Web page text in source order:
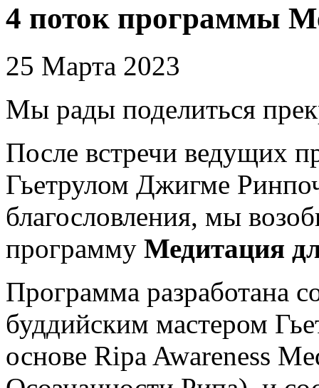
4 поток программы
25 Марта 2023
Мы рады поделиться
После встречи ведущих
Гьетрулом Джигме
благословления, мы
программу Медитация
Программа разработана
буддийским мастером
основе Ripa Awareness